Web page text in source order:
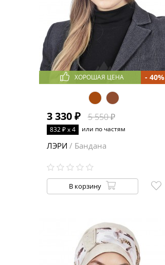
ХОРОШАЯ ЦЕНА
3 330 ₽ 5 550 ₽
- 40%
832 ₽ x 4 или по частям
ЛЭРИ / Бандана
В корзину